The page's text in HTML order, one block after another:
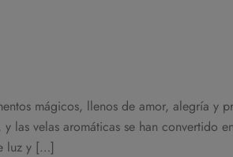
mágicos, llenos de amor, alegría y
las velas aromáticas se han convertido
luz y […]